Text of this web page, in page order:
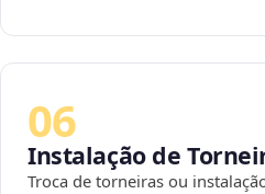
06
Instalação de
Troca de torneiras ou